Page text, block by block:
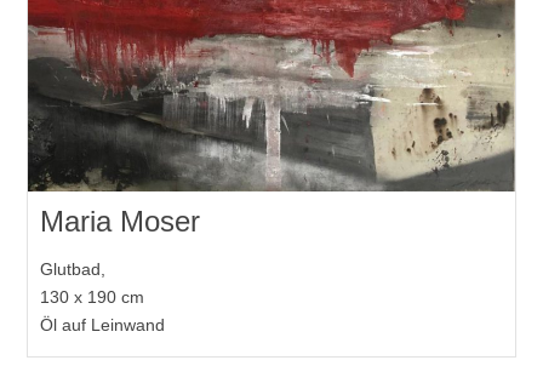
Maria Moser
Glutbad,
130 x 190 cm
Öl auf Leinwand